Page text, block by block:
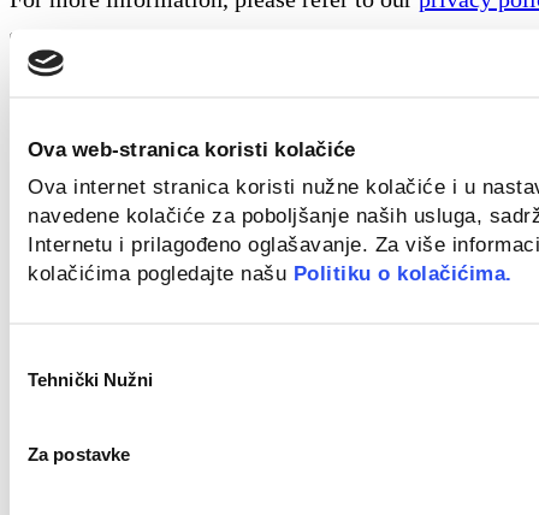
Ova web-stranica koristi kolačiće
Ova internet stranica koristi nužne kolačiće i u
navedene kolačiće za poboljšanje naših usluga,
Internetu i prilagođeno oglašavanje. Za više
kolačićima pogledajte našu Politiku o kolačićima.
pristanka
Tehnički Nužni
Za postavke
Kliknite ovdje
Proces Outplacementa
Zanimaju vas i druge usluge za tvrtke? Kliknite ovdje
LHH - Globalni lider u pružanju usluge